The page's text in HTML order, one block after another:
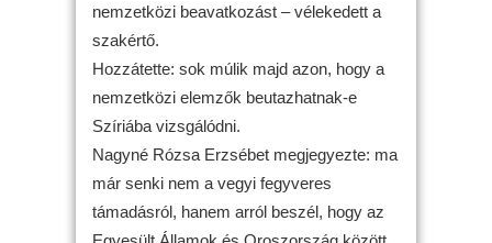
nemzetközi beavatkozást – vélekedett a
szakértő.
Hozzátette: sok múlik majd azon, hogy a
nemzetközi elemzők beutazhatnak-e
Szíriába vizsgálódni.
Nagyné Rózsa Erzsébet megjegyezte: ma
már senki nem a vegyi fegyveres
támadásról, hanem arról beszél, hogy az